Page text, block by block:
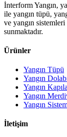
İnterform Yangın,
ile yangın tüpü,
ve yangın
sunmaktadır.
Ürünler
Yangın Tüpü
Yangın
Yangın
Yangın
Yangın
İletişim